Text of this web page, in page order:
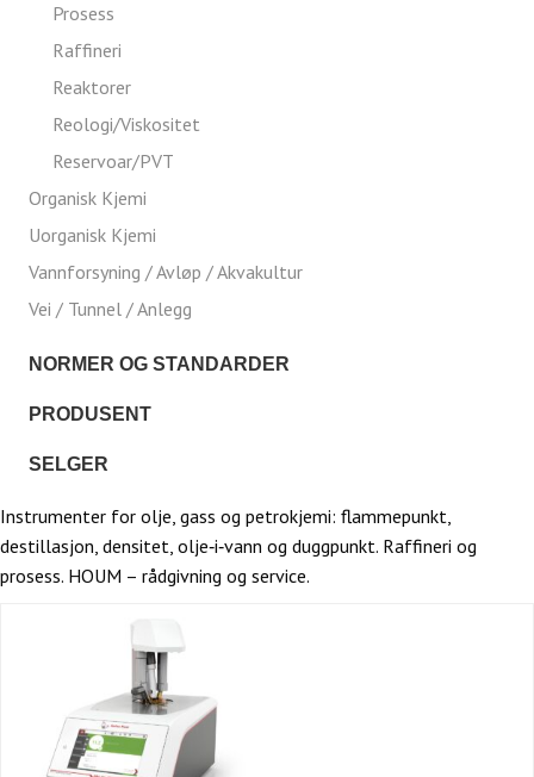
Prosess
Raffineri
Reaktorer
Reologi/Viskositet
Reservoar/PVT
Organisk Kjemi
Uorganisk Kjemi
Vannforsyning / Avløp / Akvakultur
Vei / Tunnel / Anlegg
NORMER OG STANDARDER
PRODUSENT
SELGER
Instrumenter for olje, gass og petrokjemi: flammepunkt,
destillasjon, densitet, olje‑i‑vann og duggpunkt. Raffineri og
prosess. HOUM – rådgivning og service.